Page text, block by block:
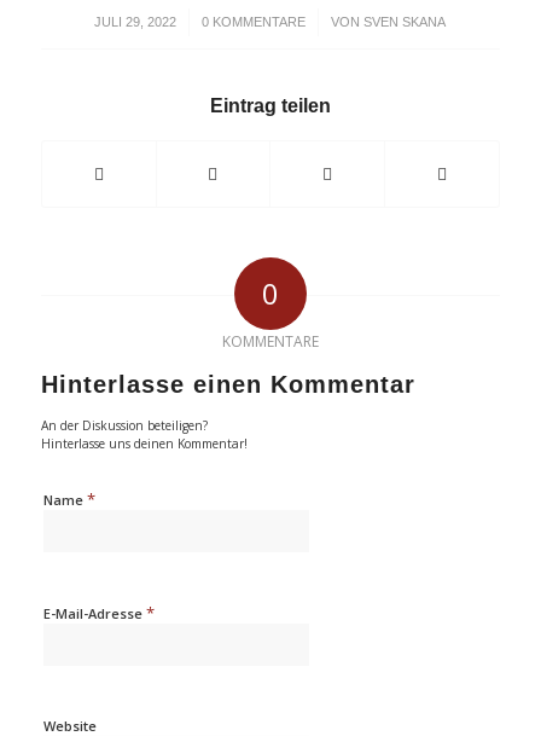
JULI 29, 2022
/ 0 KOMMENTARE
/ VONSVEN SKANA
Eintrag teilen
0
KOMMENTARE
Hinterlasse einen Kommentar
An der Diskussion beteiligen?
Hinterlasse uns deinen Kommentar!
Name *
E-Mail-Adresse *
Website